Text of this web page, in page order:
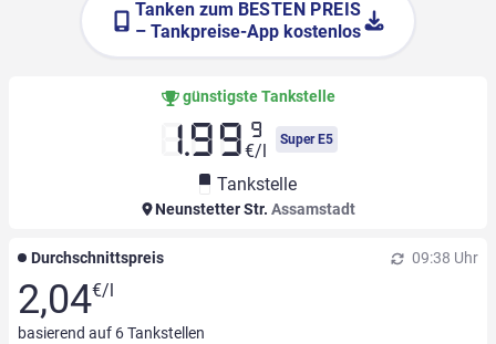
Tanken zum BESTEN PREIS
– Tankpreise-App kostenlos
günstigste Tankstelle
1.99 9
€/l
Super E5
Tankstelle
Neunstetter Str. Assamstadt
Durchschnittspreis 09:38 Uhr
2,04€/l
basierend auf 6Tankstellen